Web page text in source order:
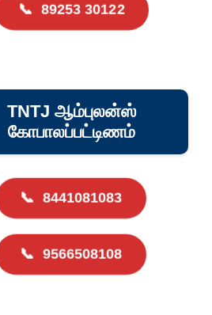
📞 89253 30122
TNTJ ஆம்புலன்ஸ்
கோபாலப்பட்டிணம்
📞 8441081083
📞 9566508108